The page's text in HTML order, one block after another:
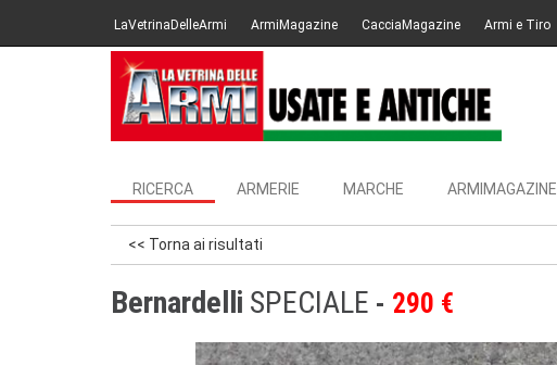
LaVetrinaDelleArmi ArmiMagazine CacciaMagazine Armi e Tiro
RICERCA ARMERIE MARCHE ARMIMAGAZINE
<< Torna ai risultati
Bernardelli SPECIALE 290 €